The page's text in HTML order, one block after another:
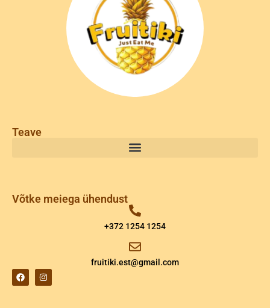
Teave
Võtke meiega ühendust
+372 1254 1254
fruitiki.est@gmail.com